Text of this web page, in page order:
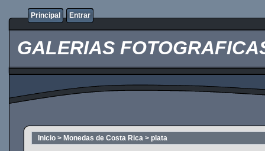
Principal Entrar
GALERIAS
Inicio > Monedas de Costa Rica > plata